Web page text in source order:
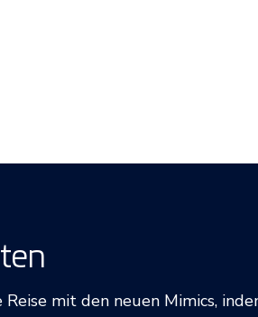
Reise mit den neuen Mimics,